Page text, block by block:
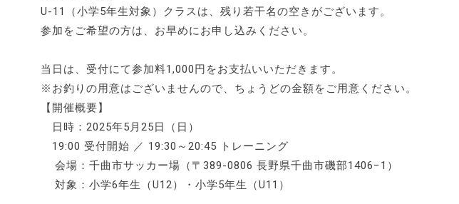
U-11（小学5年生対象）クラスは、残り若干名の空きがございます。
参加をご希望の方は、お早めにお申し込みください。
当日は、受付にて参加料1,000円をお支払いいただきます。
※お釣りの用意はございませんので、ちょうどの金額をご用意ください。
【開催概要】
日時：2025年5月25日（日）
19:00 受付開始 ／ 19:30～20:45 トレーニング
会場：千曲市サッカー場（〒389-0806 長野県千曲市磯部1406−1）
対象：小学6年生（U12）・小学5年生（U11）